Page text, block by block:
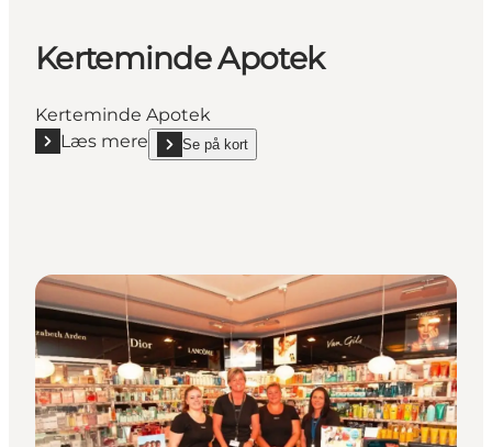
Kerteminde Apotek
Kerteminde Apotek
Læs mere
Læs mere "Kerteminde Apotek"
Se på kort
show Kerteminde Apotek on_map